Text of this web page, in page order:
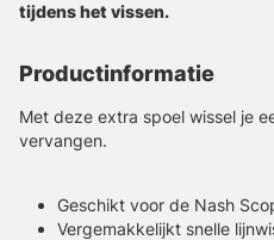
tijdens het vissen.
Productinformatie
Met deze extra spoel wissel je
vervangen.
Geschikt voor de Nash
Vergemakkelijkt snelle